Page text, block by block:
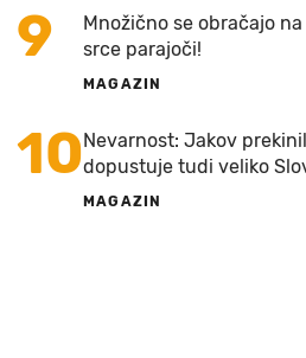
9
Množično se obračajo
srce parajoči!
MAGAZIN
10Nevarnost: Jakov
dopustuje tudi veliko
MAGAZIN